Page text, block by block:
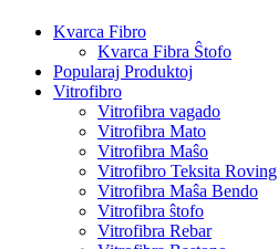
Kvarca Fibro
Kvarca Fibra Ŝtofo
Popularaj Produktoj
Vitrofibro
Vitrofibra vagado
Vitrofibra Mato
Vitrofibra Maŝo
Vitrofibro Teksita Roving
Vitrofibra Maŝa Bendo
Vitrofibra ŝtofo
Vitrofibra Rebar